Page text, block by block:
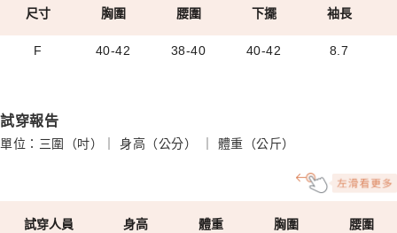
尺寸 胸圍 腰圍 下擺 袖長
F 40-42 38-40 40-42 8.7
試穿報告
單位：三圍（吋）｜ 身高（公分） ｜ 體重（公斤）
試穿人員 身高 體重 胸圍 腰圍